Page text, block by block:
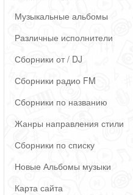
Музыкальные альбомы
Различные исполнители
Сборники от / DJ
Сборники радио FM
Сборники по названию
Жанры направления стили
Сборники по списку
Новые Альбомы музыки
Карта сайта